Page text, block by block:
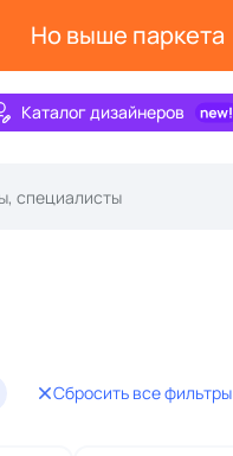
Но выше паркета
Каталог дизайнеров
Сбросить все фильтры